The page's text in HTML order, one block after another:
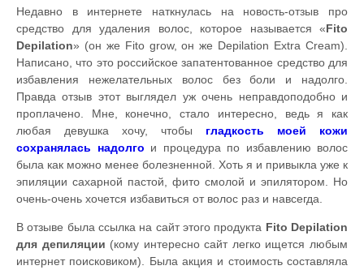
Недавно в интернете наткнулась на новость-отзыв про
средство для удаления волос, которое называется «Fito
Depilation» (он же Fito grow, он же Depilation Extra Cream).
Написано, что это российское запатентованное средство для
избавления нежелательных волос без боли и надолго.
Правда отзыв этот выглядел уж очень неправдоподобно и
проплачено. Мне, конечно, стало интересно, ведь я как
любая девушка хочу, чтобы гладкость моей кожи
сохранялась надолго и процедура по избавлению волос
была как можно менее болезненной. Хоть я и привыкла уже к
эпиляции сахарной пастой, фито смолой и эпилятором. Но
очень-очень хочется избавиться от волос раз и навсегда.
В отзыве была ссылка на сайт этого продукта Fito Depilation
для депиляции (кому интересно сайт легко ищется любым
интернет поисковиком). Была акция и стоимость составляла